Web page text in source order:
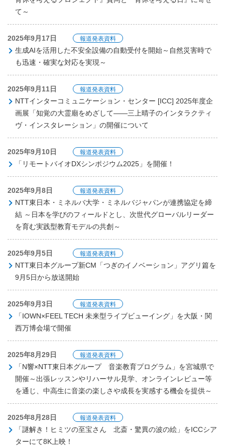
て～
2025年9月17日 報道発表資料
生成AIを活用した不安全設備の自動受付を開始～自然災害時で
も迅速・確実な対応を実現～
2025年9月11日 報道発表資料
NTTインターコミュニケーション・センター [ICC] 2025年度企
画展「知覚の大霊廟をめざして――三上晴子のインタラクティ
ヴ・インスタレーション」の開催について
2025年9月10日 報道発表資料
「リモートバイオDXシンポジウム2025」を開催！
2025年9月8日 報道発表資料
NTT東日本・ミネルバ大学・ミネルバジャパンが連携協定を締
結 ～日本を学びのフィールドとし、次世代グローバルリーダー
を育む実践型教育モデルの共創～
2025年9月5日 報道発表資料
NTT東日本グループ新CM「つぎのイノベーション」アグリ篇を
9月5日から放送開始
2025年9月3日 報道発表資料
「IOWN×FEEL TECH 未来型ライブビューイング」を大阪・関
西万博会場で開催
2025年8月29日 報道発表資料
「N響×NTT東日本グループ 音楽教育プログラム」を宮城県で
開催～出張レッスンやリハーサル見学、オンラインレビュー等
を通じ、中高生に音楽の楽しさや成長を実感する機会を提供～
2025年8月28日 報道発表資料
「謎解き！ヒミツの至宝さん 北斎・驚異の波の絵」をICCシア
ターにて8K上映！